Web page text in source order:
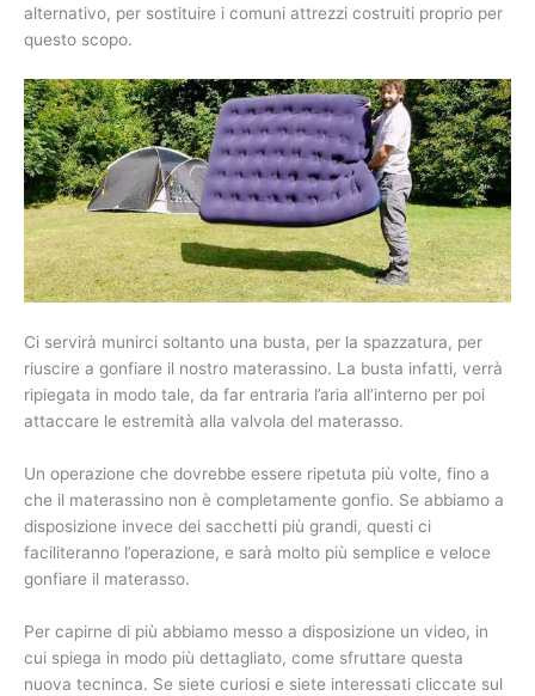
alternativo, per sostituire i comuni attrezzi costruiti proprio per
questo scopo.
Ci servirà munirci soltanto una busta, per la spazzatura, per
riuscire a gonfiare il nostro materassino. La busta infatti, verrà
ripiegata in modo tale, da far entraria l’aria all’interno per poi
attaccare le estremità alla valvola del materasso.
Un operazione che dovrebbe essere ripetuta più volte, fino a
che il materassino non è completamente gonfio. Se abbiamo a
disposizione invece dei sacchetti più grandi, questi ci
faciliteranno l’operazione, e sarà molto più semplice e veloce
gonfiare il materasso.
Per capirne di più abbiamo messo a disposizione un video, in
cui spiega in modo più dettagliato, come sfruttare questa
nuova tecninca. Se siete curiosi e siete interessati cliccate sul